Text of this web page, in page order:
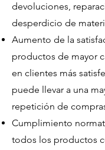
devoluciones,
desperdicio de
Aumento de la
productos de mayor
en clientes más
puede llevar a una
repetición de
Cumplimiento
todos los productos